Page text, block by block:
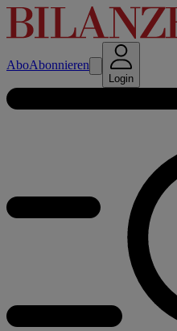
AboAbonnieren
Login